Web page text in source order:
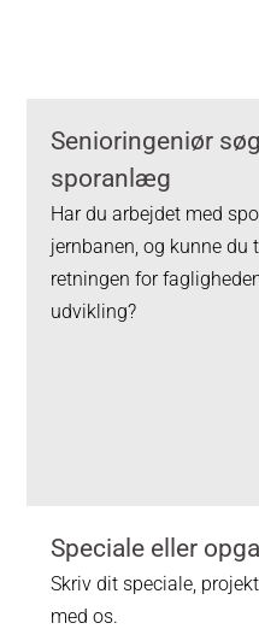
Senioringeniør
sporanlæg
Har du arbejdet med
jernbanen, og kunne
retningen for
udvikling?
Speciale eller
Skriv dit speciale,
med os.